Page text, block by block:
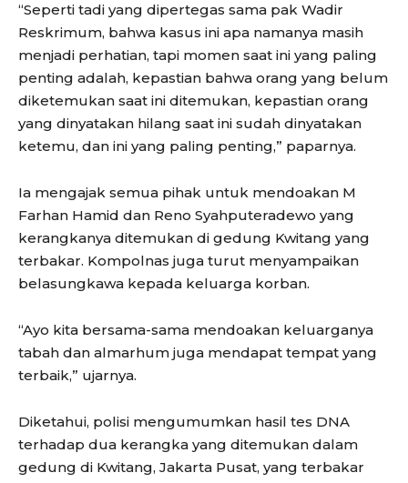
“Seperti tadi yang dipertegas sama pak Wadir
Reskrimum, bahwa kasus ini apa namanya masih
menjadi perhatian, tapi momen saat ini yang paling
penting adalah, kepastian bahwa orang yang belum
diketemukan saat ini ditemukan, kepastian orang
yang dinyatakan hilang saat ini sudah dinyatakan
ketemu, dan ini yang paling penting,” paparnya.
Ia mengajak semua pihak untuk mendoakan M
Farhan Hamid dan Reno Syahputeradewo yang
kerangkanya ditemukan di gedung Kwitang yang
terbakar. Kompolnas juga turut menyampaikan
belasungkawa kepada keluarga korban.
“Ayo kita bersama-sama mendoakan keluarganya
tabah dan almarhum juga mendapat tempat yang
terbaik,” ujarnya.
Diketahui, polisi mengumumkan hasil tes DNA
terhadap dua kerangka yang ditemukan dalam
gedung di Kwitang, Jakarta Pusat, yang terbakar